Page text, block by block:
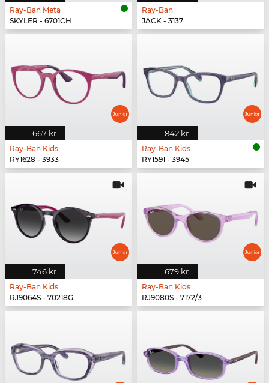
Ray-Ban Meta
SKYLER - 6701CH
Ray-Ban
JACK - 3137
667 kr
Ray-Ban Kids
RY1628 - 3933
842 kr
Ray-Ban Kids
RY1591 - 3945
746 kr
Ray-Ban Kids
RJ9064S - 70218G
679 kr
Ray-Ban Kids
RJ9080S - 7172/3